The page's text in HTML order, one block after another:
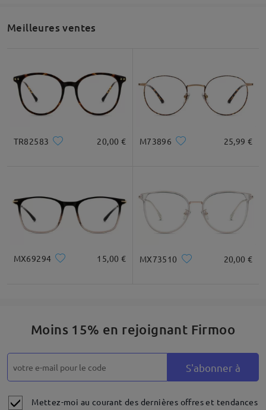
par Anna sur Mar 11 , 2025
Bonjour Anna
Merci de votre intérêt.
Nous comprenons qu'il peut être difficile de trouver la paire de
faciliter la tâche. Que vous ayez des doutes sur la forme de
votre visage ou que vous ayez besoin d'aide pour choisir le bon
(https://www.firmoo.fr/help-p-119.shtml)
2. Utilisez la fonction d'essayage virtuel pour vous faire une
idée du style.
(https://www.firmoo.fr/help-p-112.shtml)
3. Consultez comment mesurer la taille de la monture.
Tout d'abord, consultez notre guide des formes de visage pour
Nous vous suggérons de consulter le lien ci-dessous afin de
comparer la taille actuelle de votre monture et de trouver
Pour toute question ou assistance, notre service client est
disponible 24h/24 et 7j/7 via le chat en direct ou par e-mail à
l'adresse service@firmoo.fr.
Meilleures ventes
TR82583 20,00 € M73896 25,99 €
MX69294 15,00 € MX73510 20,00 €
Moins 15% en rejoignant Firmoo
S'abonner à
Mettez-moi au courant des dernières offres et tendances